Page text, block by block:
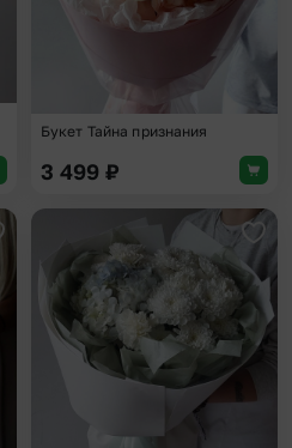
Букет Тайна признания
3 499 ₽
Добавить в избранное